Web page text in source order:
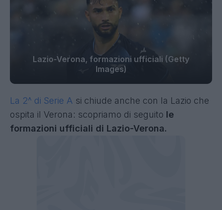
Lazio-Verona, formazioni ufficiali (Getty
Images)
La 2^ di Serie A si chiude anche con la Lazio che
ospita il Verona: scopriamo di seguito le
formazioni ufficiali di Lazio-Verona.